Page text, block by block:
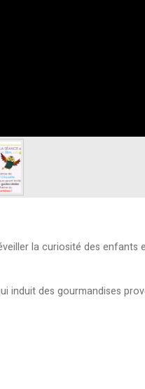
la curiosité des enfants
induit des gourmandises